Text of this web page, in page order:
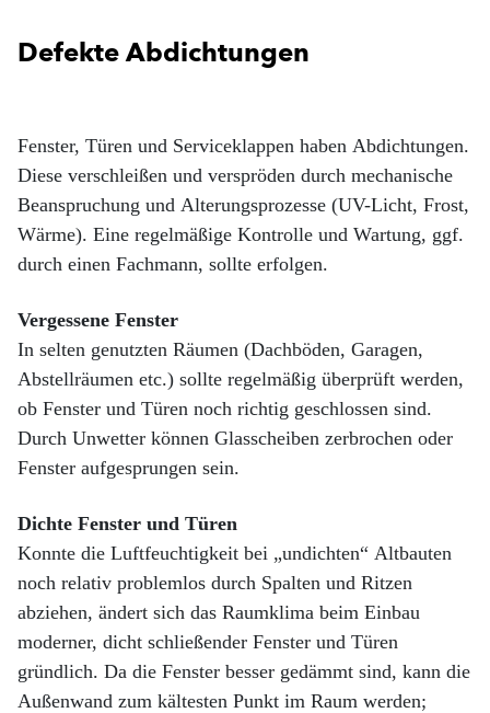
Defekte Abdichtungen
Fenster, Türen und Serviceklappen haben Abdichtungen.
Diese verschleißen und verspröden durch mechanische
Beanspruchung und Alterungsprozesse (UV-Licht, Frost,
Wärme). Eine regelmäßige Kontrolle und Wartung, ggf.
durch einen Fachmann, sollte erfolgen.
Vergessene Fenster
In selten genutzten Räumen (Dachböden, Garagen,
Abstellräumen etc.) sollte regelmäßig überprüft werden,
ob Fenster und Türen noch richtig geschlossen sind.
Durch Unwetter können Glasscheiben zerbrochen oder
Fenster aufgesprungen sein.
Dichte Fenster und Türen
Konnte die Luftfeuchtigkeit bei „undichten“ Altbauten
noch relativ problemlos durch Spalten und Ritzen
abziehen, ändert sich das Raumklima beim Einbau
moderner, dicht schließender Fenster und Türen
gründlich. Da die Fenster besser gedämmt sind, kann die
Außenwand zum kältesten Punkt im Raum werden;